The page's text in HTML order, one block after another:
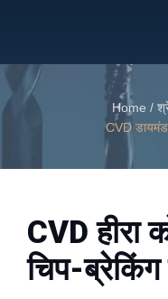
Home /
CVD
CVD
चिप-ब्रेकिंग